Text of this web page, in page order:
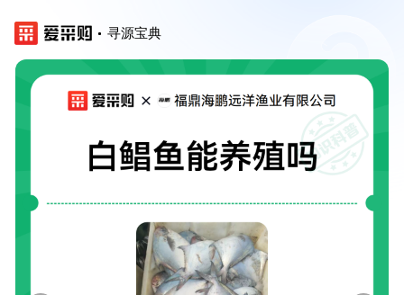
寻源宝典